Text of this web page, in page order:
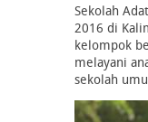
Sekolah
2016 di
kelompok
melayani
sekolah